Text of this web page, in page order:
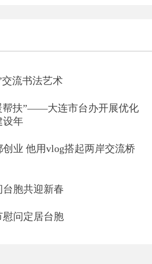
流书法艺术
帮扶”——大连市台办开展优化
设年
业 他用vlog搭起两岸交流桥
台胞共迎新春
问定居台胞